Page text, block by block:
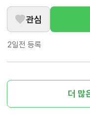
관심
2일전 등록
더 많